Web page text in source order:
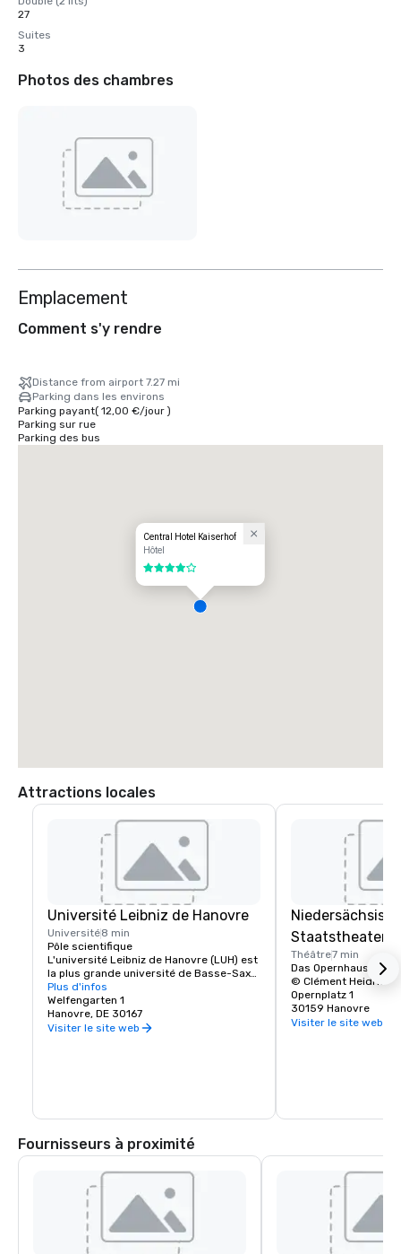
27
Suites
3
Photos des chambres
Emplacement
Comment s'y rendre
Distance from airport 7.27 mi
Parking dans les environs
Parking payant( 12,00 €/jour)
Parking sur rue
Parking des bus
Central Hotel Kaiserhof
Hôtel
4 sur 5
Attractions locales
Université Leibniz de Hanovre
Université8 min
Pôle scientifique
L'université Leibniz de Hanovre (LUH) est
la plus grande université de Basse-Saxe,
avec plus de 50 000 étudiants par an. La
faculté de médecine de Hanovre (MHH)
est également l'un des principaux
centres de recherche médicale du nord
Plus d'infos
Welfengarten 1
Hanovre, DE 30167
Visiter le site web
Staatstheater
Théâtre7 min
Das Opernhaus
© Clément Heidrich
Opernplatz 1
30159 Hanovre
Visiter le site web
Fournisseurs à proximité